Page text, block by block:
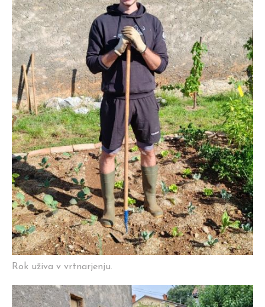
Rok uživa v vrtnarjenju.